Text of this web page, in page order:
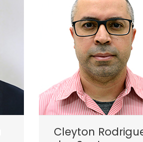
Cleyton